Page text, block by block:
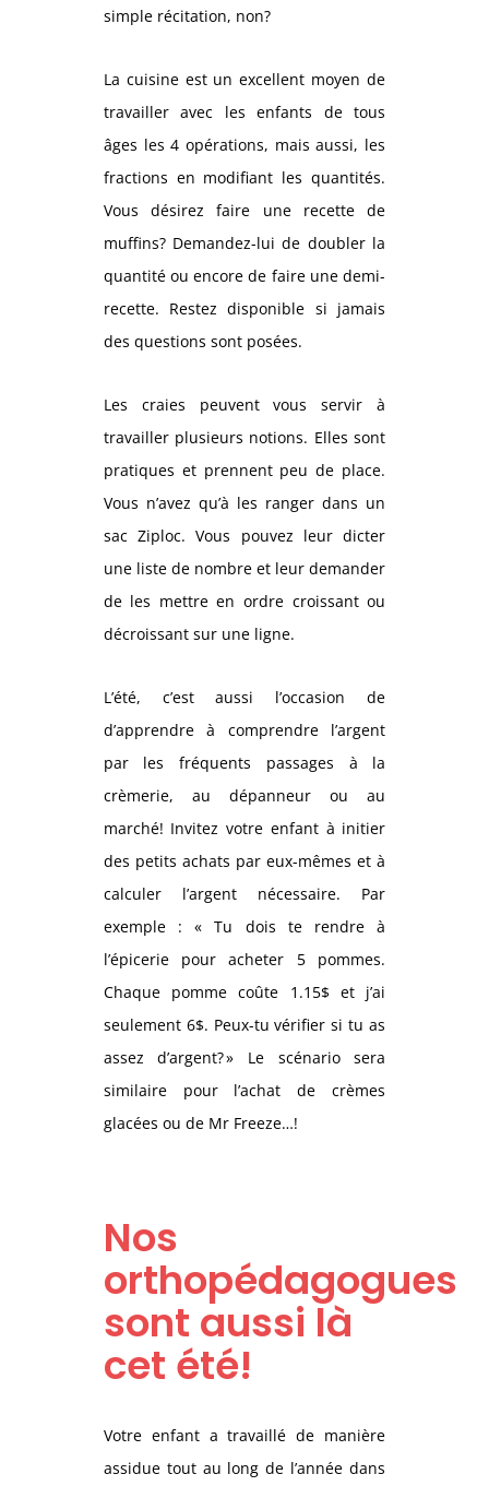
simple récitation, non?
La cuisine est un excellent moyen de
travailler avec les enfants de tous
âges les 4 opérations, mais aussi, les
fractions en modifiant les quantités.
Vous désirez faire une recette de
muffins? Demandez-lui de doubler la
quantité ou encore de faire une demi-
recette. Restez disponible si jamais
des questions sont posées.
Les craies peuvent vous servir à
travailler plusieurs notions. Elles sont
pratiques et prennent peu de place.
Vous n’avez qu’à les ranger dans un
sac Ziploc. Vous pouvez leur dicter
une liste de nombre et leur demander
de les mettre en ordre croissant ou
décroissant sur une ligne.
L’été, c’est aussi l’occasion de
d’apprendre à comprendre l’argent
par les fréquents passages à la
crèmerie, au dépanneur ou au
marché! Invitez votre enfant à initier
des petits achats par eux-mêmes et à
calculer l’argent nécessaire. Par
exemple : « Tu dois te rendre à
l’épicerie pour acheter 5 pommes.
Chaque pomme coûte 1.15$ et j’ai
seulement 6$. Peux-tu vérifier si tu as
assez d’argent? » Le scénario sera
similaire pour l’achat de crèmes
glacées ou de Mr Freeze…!
Nos
orthopédagogues
sont aussi là
cet été!
Votre enfant a travaillé de manière
assidue tout au long de l’année dans